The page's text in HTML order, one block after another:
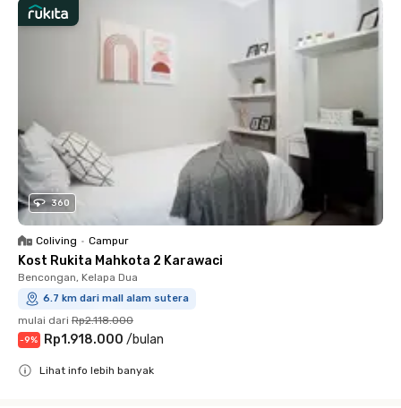
360
Coliving • Campur
Kost Rukita Mahkota 2 Karawaci
Bencongan, Kelapa Dua
6.7 km dari mall alam sutera
mulai dari Rp2.118.000
-9% Rp1.918.000 /bulan
Lihat info lebih banyak